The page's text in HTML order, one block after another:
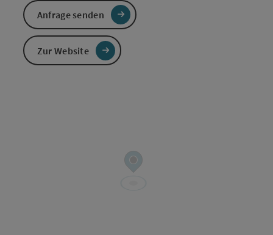
Anfrage senden
Zur Website